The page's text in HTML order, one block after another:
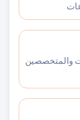
والمتخصصين